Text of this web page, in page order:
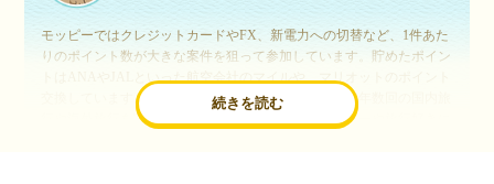
続きを読む
モッピーではクレジットカードやFX、新電力への切替など、1件あた
りのポイント数が大きな案件を狙って参加しています。貯めたポイン
交換しています。このようにすることで、ほぼ無料で年数回の国内旅
行や海外旅行を実現しています。モッピーは陸マイラーや旅行好きに